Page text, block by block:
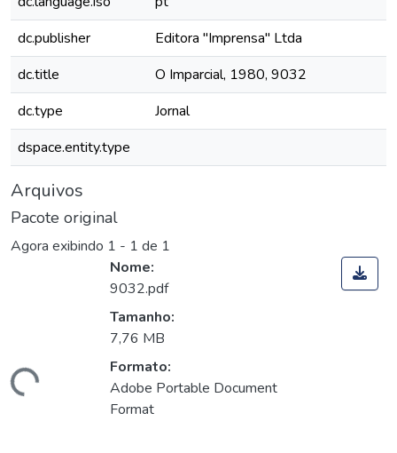
dc.publisher
Editora "Imprensa" Ltda
dc.title
O Imparcial, 1980, 9032
dc.type
Jornal
dspace.entity.type
Arquivos
Pacote original
Agora exibindo 1 - 1 de 1
Nome:
9032.pdf
Tamanho:
7,76 MB
Formato:
Adobe Portable Document
Format